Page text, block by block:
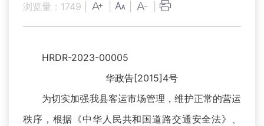
浏览量： 1749
HRDR-2023-00005
华政告[2015]4号
为切实加强我县客运市场管理，维护正常的营运
秩序，根据《中华人民共和国道路交通安全法》、